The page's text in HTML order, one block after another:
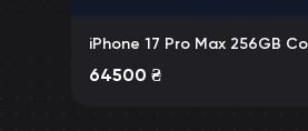
iPhone 17 Pro Max 256GB
64500 ₴